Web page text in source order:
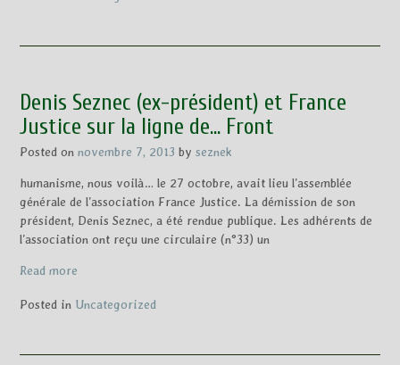
Denis Seznec (ex-président) et France
Justice sur la ligne de… Front
Posted on novembre 7, 2013 by seznek
humanisme, nous voilà… le 27 octobre, avait lieu l’assemblée
générale de l’association France Justice. La démission de son
président, Denis Seznec, a été rendue publique. Les adhérents de
l’association ont reçu une circulaire (n°33) un
Read more
Posted in Uncategorized